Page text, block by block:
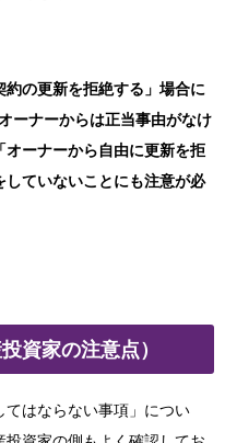
約の更新を拒絶する」場合に
ーナーからは正当事由がなけ
オーナーから自由に更新を拒
ていないことにも注意が必
資家の注意点）
てはならない事項」につい